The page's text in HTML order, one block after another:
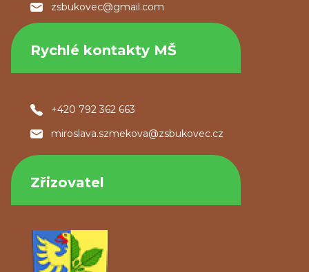
zsbukovec@gmail.com
Rychlé kontakty MŠ
+420 792 362 663
miroslava.szmekova@zsbukovec.cz
Zřizovatel